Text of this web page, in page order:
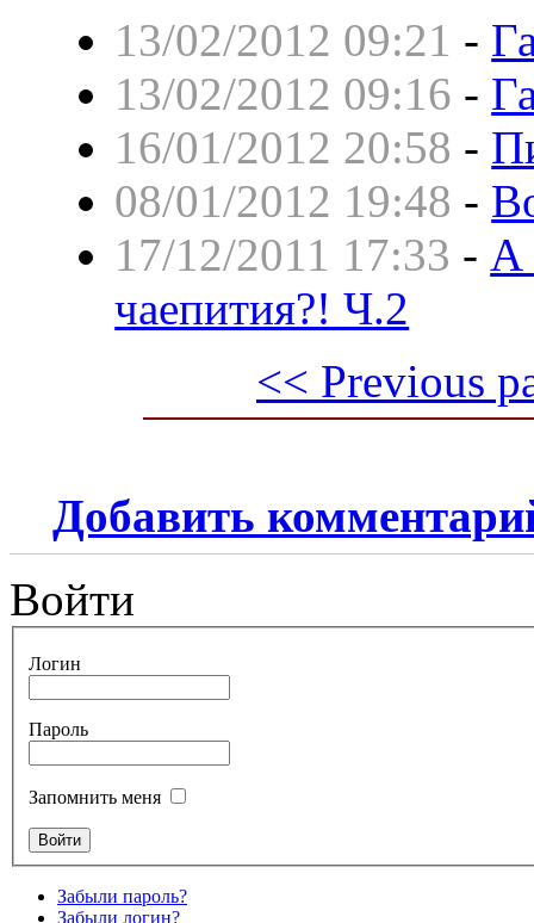
13/02/2012 09:21 -
13/02/2012 09:16 -
16/01/2012 20:58 -
08/01/2012 19:48 -
17/12/2011 17:33 - А
чаепития?! Ч.2
<< Previous
Добавить
Войти
Логин
Пароль
Запомнить меня
Забыли пароль?
Забыли логин?